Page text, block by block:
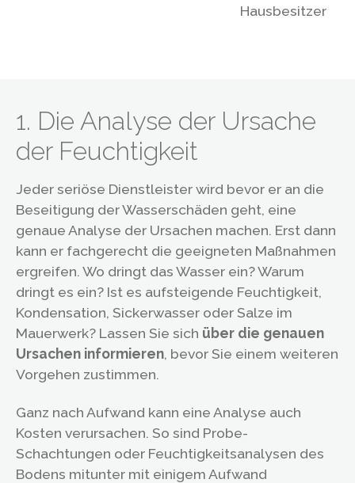
Hausbesitzer
1. Die Analyse der Ursache
der Feuchtigkeit
Jeder seriöse Dienstleister wird bevor er an die
Beseitigung der Wasserschäden geht, eine
genaue Analyse der Ursachen machen. Erst dann
kann er fachgerecht die geeigneten Maßnahmen
ergreifen. Wo dringt das Wasser ein? Warum
dringt es ein? Ist es aufsteigende Feuchtigkeit,
Kondensation, Sickerwasser oder Salze im
Mauerwerk? Lassen Sie sich über die genauen
Ursachen informieren, bevor Sie einem weiteren
Vorgehen zustimmen.
Ganz nach Aufwand kann eine Analyse auch
Kosten verursachen. So sind Probe-
Schachtungen oder Feuchtigkeitsanalysen des
Bodens mitunter mit einigem Aufwand